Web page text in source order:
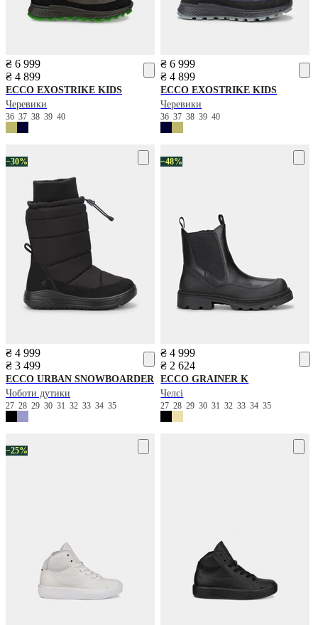
₴ 6 999
₴ 4 899
ECCO EXOSTRIKE KIDS
Черевики
36 37 38 39 40
₴ 6 999
₴ 4 899
ECCO EXOSTRIKE KIDS
Черевики
3637383940
−30%
₴ 4 999
₴ 3 499
ECCO URBAN SNOWBOARDER
Чоботи дутики
27 28 29 30 31 32 33 34 35
−48%
₴ 4 999
₴ 2 624
ECCO GRAINER K
Челсі
272829303132333435
−25%